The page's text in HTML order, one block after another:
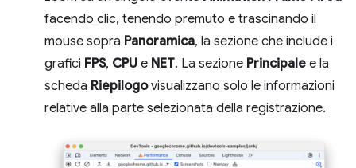
facendo clic, tenendo premuto e trascinando il
mouse sopra Panoramica, la sezione che include i
grafici FPS, CPU e NET. La sezione Principale e la
scheda Riepilogovisualizzano solo le informazioni
relative alla parte selezionata della registrazione.